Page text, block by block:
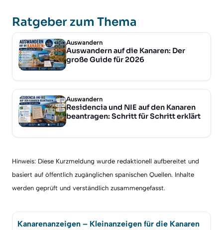
Ratgeber zum Thema
Auswandern
Auswandern auf die Kanaren: Der
große Guide für 2026
Auswandern
Residencia und NIE auf den Kanaren
beantragen: Schritt für Schritt erklärt
Hinweis: Diese Kurzmeldung wurde redaktionell aufbereitet und
basiert auf öffentlich zugänglichen spanischen Quellen. Inhalte
werden geprüft und verständlich zusammengefasst.
Kanarenanzeigen – Kleinanzeigen für die Kanaren